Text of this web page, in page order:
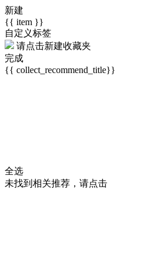
新建
{{ item }}
自定义标签
请点击新建收藏夹
完成
{{ collect_recommend_title}}
全选
未找到相关推荐，请点击